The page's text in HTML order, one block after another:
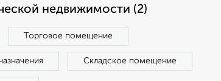
недвижимости (2)
Торговое помещение
Складское помещение